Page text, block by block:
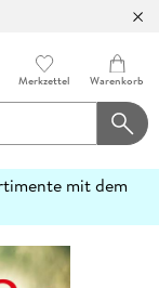
Merkzettel Warenkorb
mit dem